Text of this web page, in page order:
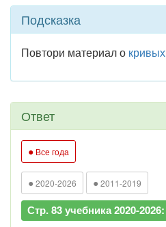
Подсказка
Повтори материал о кривых
Ответ
● Все года
● 2020-2026 ● 2011-2019
Стр. 83 учебника 2020-2026: